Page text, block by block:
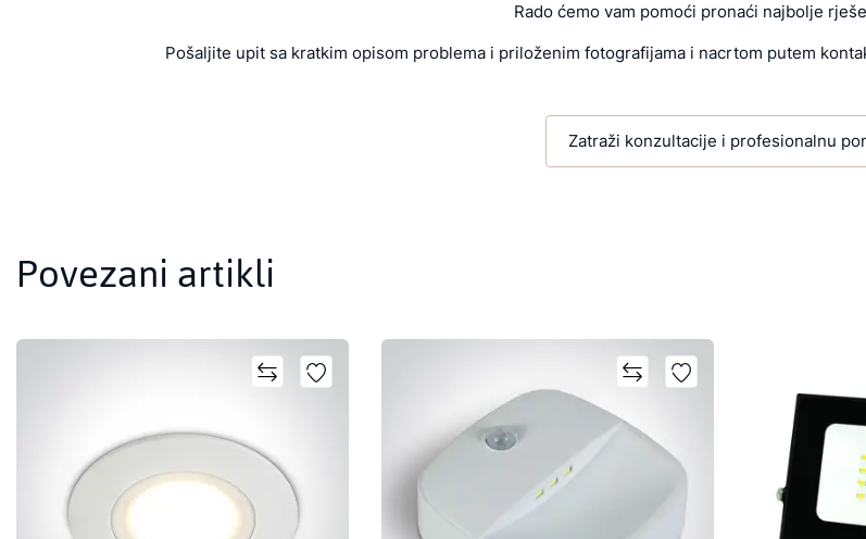
Rado ćemo vam pomoći pronaći najbolje
Pošaljite upit sa kratkim opisom problema i priloženim fotografijama i nacrtom putem
Zatraži konzultacije i profesionalnu
Povezani artikli